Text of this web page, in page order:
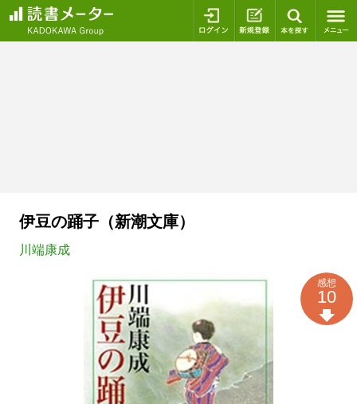
ログイン 新規登録
伊豆の踊子（新潮文庫）
川端康成
感想
10